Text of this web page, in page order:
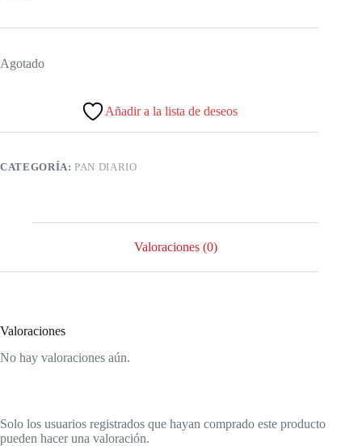
Agotado
Añadir a la lista de deseos
CATEGORÍA:PAN DIARIO
Valoraciones (0)
Valoraciones
No hay valoraciones aún.
Solo los usuarios registrados que hayan comprado este producto
pueden hacer una valoración.